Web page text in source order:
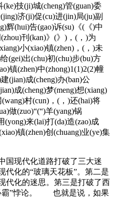
技(ji)城(cheng)管(guan)委
济(ji)促(cu)进(jin)局(ju)副
辉(hui)告(gao)诉(su)《(《)中
刊(kan)》(》)，(，)为
小(xiao)镇(zhen)，(，)未
(gei)出(chu)初(chu)步(bu)方
镇(zhen)中(zhong)1(1)2(2)幢
(jian)成(cheng)办(ban)公
成(cheng)梦(meng)想(xiang)
村(cun)，(，)还(hai)将
做(zuo)“(“)羊(yang)锅
(yong)来(lai)打(da)造(zao)成
镇(zhen)创(chuang)业(ye)集
现代化道路打破了三大迷
代化的“玻璃天花板”。第二是
代化的迷思。第三是打破了西
霸”悖论。 也就是说，如果